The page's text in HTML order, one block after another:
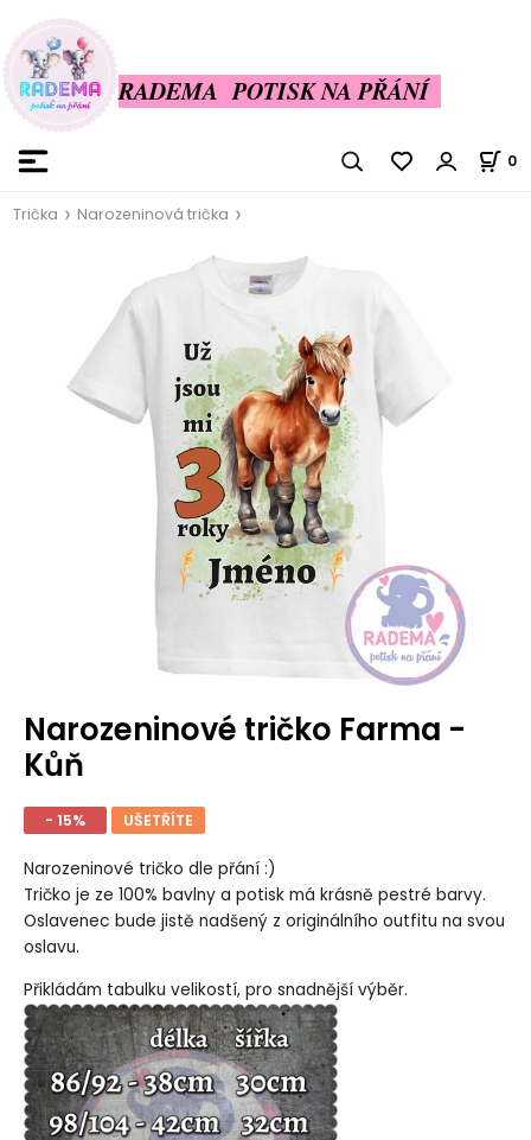
RADEMA POTISK NA PŘÁNÍ
0
Trička Narozeninová trička
Narozeninové tričko Farma -
Kůň
- 15% UŠETŘÍTE
Narozeninové tričko dle přání :)
Tričko je ze 100% bavlny a potisk má krásně pestré barvy.
Oslavenec bude jistě nadšený z originálního outfitu na svou
oslavu.
Přikládám tabulku velikostí, pro snadnější výběr.